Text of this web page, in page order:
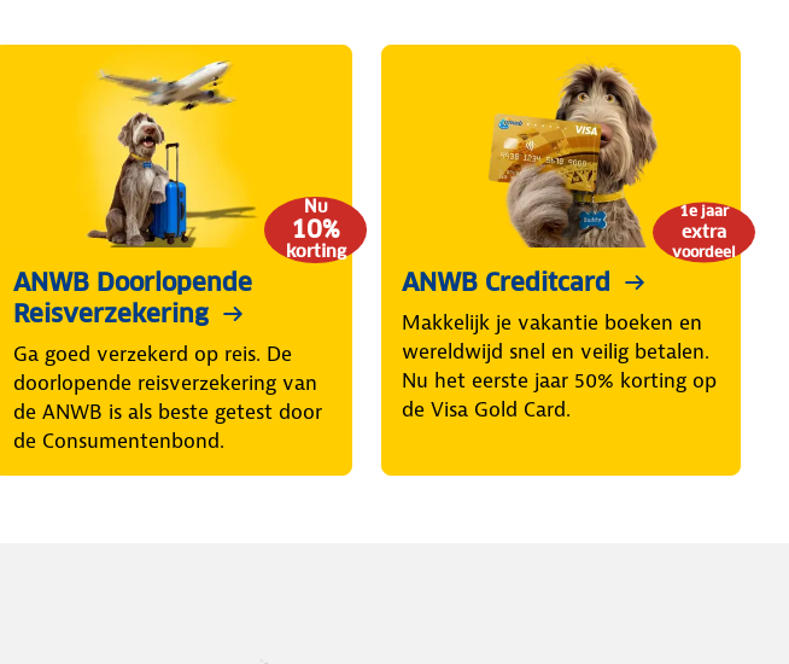
Nu
10%
korting
ANWB Doorlopende
Reisverzekering
Ga goed verzekerd op reis. De
doorlopende reisverzekering van
de ANWB is als beste getest door
de Consumentenbond.
1e jaar
extra
voordeel
ANWB Creditcard
Makkelijk je vakantie boeken en
wereldwijd snel en veilig betalen.
Nu het eerste jaar 50% korting op
de Visa Gold Card.